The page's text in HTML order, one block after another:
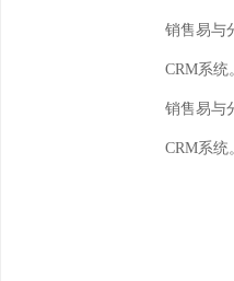
销售易与
CRM系统
销售易与
CRM系统